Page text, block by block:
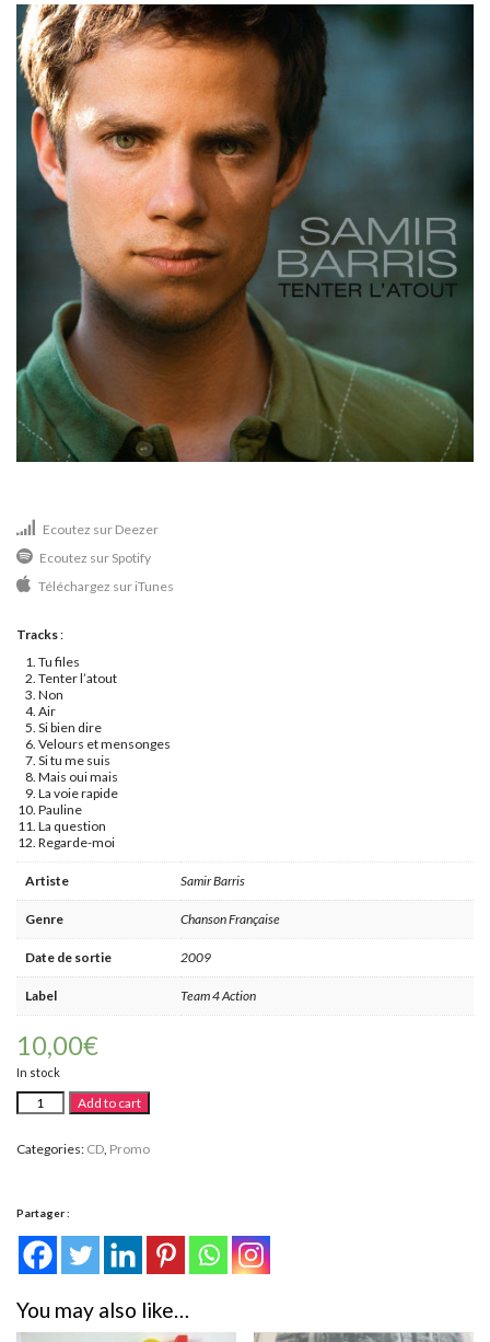
Ecoutez sur Deezer
Ecoutez sur Spotify
Téléchargez sur iTunes
Tracks:
Tu files
Tenter l’atout
Non
Air
Si bien dire
Velours et mensonges
Si tu me suis
Mais oui mais
La voie rapide
Pauline
La question
Regarde-moi
Artiste Samir Barris
Genre Chanson Française
Date de sortie 2009
Label Team 4 Action
10,00€
In stock
Samir
Barris
Tenter
Add to cart
Categories: CD, Promo
Partager :
You may also like…